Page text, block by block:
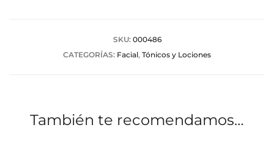
SKU: 000486
CATEGORÍAS: Facial, Tónicos y Lociones
También te recomendamos…